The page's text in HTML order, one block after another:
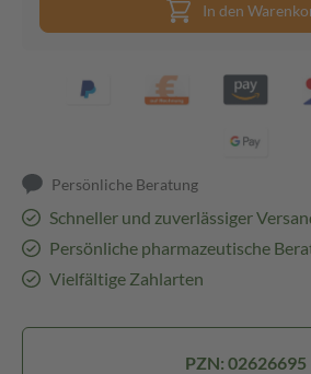
In den
Persönliche Beratung
Schneller und zuverlässiger
Persönliche pharmazeutische
Vielfältige Zahlarten
PZN: 02626695